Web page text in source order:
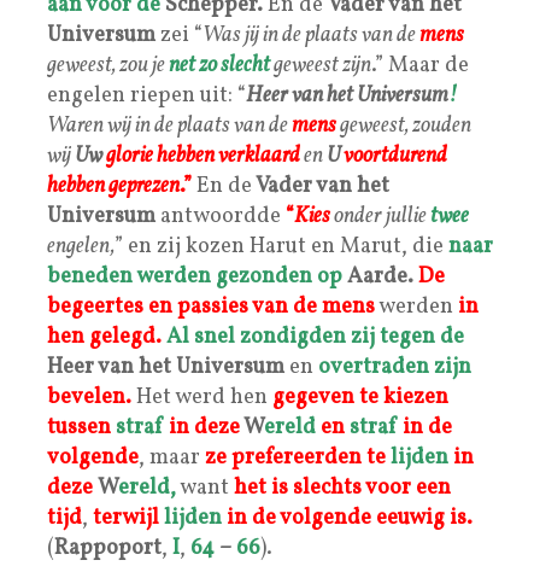
Universumzei “Was jij in de plaats van demens
geweest, zou jenet zo slechtgeweest zijn.” Maar de
engelen riepen uit: “Heer van het Universum!
Waren wij in de plaats van demensgeweest, zouden
wijUwglorie hebben verklaardenUvoortdurend
hebben geprezen.”En deVader van het
Universum antwoordde “Kiesonder jullietwee
engelen,” en zij kozen Harut en Marut, die naar
beneden werden gezonden opAarde.De
begeertes en passies van de menswerden in
hen gelegd.Al snel zondigden zij tegen de
Heer van het Universum en overtraden zijn
bevelen.Het werd hen gegeven te kiezen
tussen straf in dezeWereld en straf in de
volgende, maar ze prefereerden telijden in
dezeWereld,want het is slechts voor een
tijd, terwijllijden in de volgende eeuwig is.
(Rappoport, I, 64 – 66).